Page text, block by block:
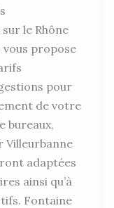
le Rhône
vous propose
pour
de votre
bureaux,
Villeurbanne
adaptées
ainsi qu’à
Fontaine